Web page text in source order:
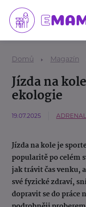
Domů Magazín
Jízda na
ekologie
19.07.2025
Jízda na kole je
popularitě po celém
jak trávit čas venku,
své fyzické zdraví,
dopravit se do práce